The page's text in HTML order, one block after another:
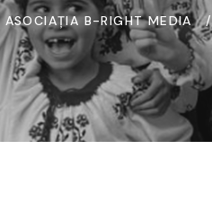
ASOCIAȚIA B-RIGHT MEDIA